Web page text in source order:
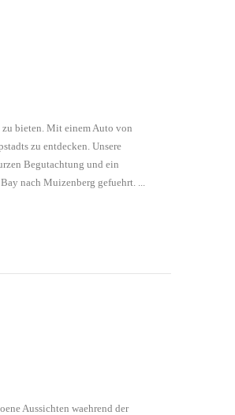
zu bieten. Mit einem Auto von
zu entdecken. Unsere
Begutachtung und ein
nach Muizenberg gefuehrt. ...
Aussichten waehrend der